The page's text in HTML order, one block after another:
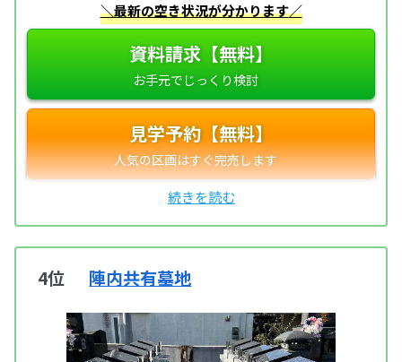
＼最新の空き状況が分かります／
資料請求【無料】
見学予約【無料】
4位 陣内共有墓地